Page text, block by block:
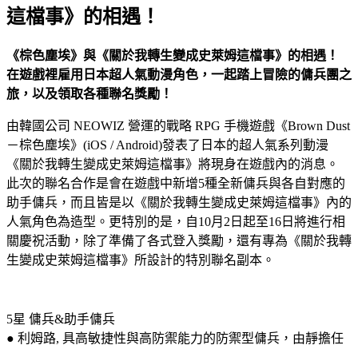
這檔事》的相遇！
《棕色塵埃》與《關於我轉生變成史萊姆這檔事》的相遇！
在遊戲裡雇用日本超人氣動漫角色，一起踏上冒險的傭兵團之
旅，以及領取各種聯名獎勵！
由韓國公司 NEOWIZ 營運的戰略 RPG 手機遊戲《Brown Dust
－棕色塵埃》(iOS / Android)發表了日本的超人氣系列動漫
《關於我轉生變成史萊姆這檔事》將現身在遊戲內的消息。
此次的聯名合作是會在遊戲中新增5種全新傭兵與各自對應的
助手傭兵，而且皆是以《關於我轉生變成史萊姆這檔事》內的
人氣角色為造型。更特別的是，自10月2日起至16日將進行相
關慶祝活動，除了準備了各式登入獎勵，還有專為《關於我轉
生變成史萊姆這檔事》所設計的特別聯名副本。
5星 傭兵&助手傭兵
● 利姆路, 具高敏捷性與高防禦能力的防禦型傭兵，由靜擔任